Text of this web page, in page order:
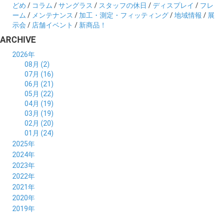
どめ / コラム /サングラス / スタッフの休日 /ディスプレイ / フレ
ーム / メンテナンス / 加工・測定・フィッティング/地域情報 / 展
示会 / 店舗イベント / 新商品！
ARCHIVE
2026年
08月 (2)
07月 (16)
06月 (21)
05月 (22)
04月 (19)
03月 (19)
02月 (20)
01月 (24)
2025年
12月 (14)
11月 (17)
10月 (21)
09月 (20)
08月 (20)
07月 (18)
06月 (22)
2024年
12月 (19)
11月 (21)
10月 (23)
09月 (23)
08月 (20)
07月 (21)
2023年
12月 (19)
11月 (19)
10月 (20)
09月 (22)
08月 (24)
2022年
12月 (36)
11月 (16)
10月 (22)
2021年
12月 (18)
11月 (19)
2020年
12月 (19)
2019年